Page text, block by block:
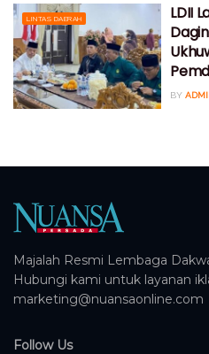
LINTAS DAERAH
LDII
BY
Majalah Resmi Lembaga
Hubungi kami untuk layanan
marketing@nuansaonline.com
Follow Us